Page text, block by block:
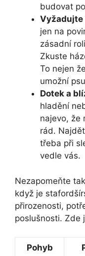
budovat
Vyžadujte
jen⁤ na
zásadní
Zkuste
To nejen
umožní
Dotek a
hladění
najevo, že
rád.
třeba při
vedle vás.
Nezapomeňte
když je
přirozenosti,
poslušnosti. Zde
Pohyb